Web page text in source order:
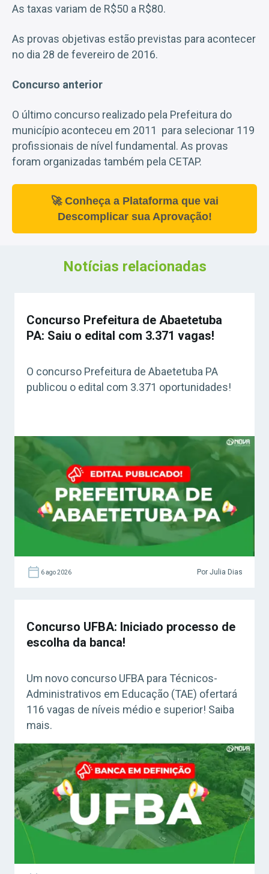
As taxas variam de R$50 a R$80.
As provas objetivas estão previstas para acontecer
no dia 28 de fevereiro de 2016.
Concurso anterior
O último concurso realizado pela Prefeitura do
município aconteceu em 2011 para selecionar 119
profissionais de nível fundamental. As provas
foram organizadas também pela CETAP.
🚀 Conheça a Plataforma que vai
Descomplicar sua Aprovação!
Notícias relacionadas
Concurso Prefeitura de Abaetetuba
PA: Saiu o edital com 3.371 vagas!
O concurso Prefeitura de Abaetetuba PA
publicou o edital com 3.371 oportunidades!
6 ago 2026 Por Julia Dias
Concurso UFBA: Iniciado processo de
escolha da banca!
Um novo concurso UFBA para Técnicos-
Administrativos em Educação (TAE) ofertará
116 vagas de níveis médio e superior! Saiba
mais.